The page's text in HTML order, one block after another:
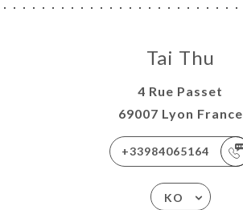
Tai Thu
4 Rue Passet
69007 Lyon France
+33984065164
KO